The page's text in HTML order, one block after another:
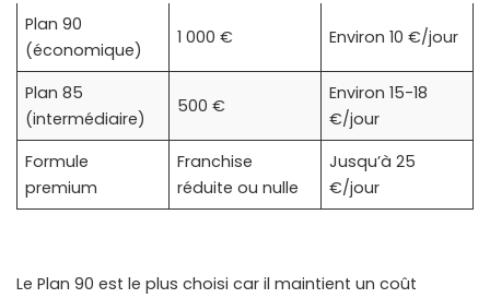
Plan 90
(économique)
1 000 € Environ 10 €/jour
Plan 85
(intermédiaire)
500 €
Environ 15-18
€/jour
Formule
premium
Franchise
réduite ou nulle
Jusqu’à 25
€/jour
Le Plan 90 est le plus choisi car il maintient un coût